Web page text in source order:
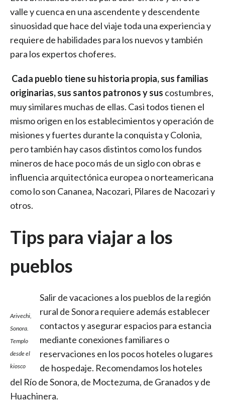
valle y cuenca en una ascendente y descendente
sinuosidad que hace del viaje toda una experiencia y
requiere de habilidades para los nuevos y también
para los expertos choferes.
Cada pueblo tiene su historia propia, sus familias
originarias, sus santos patronos y sus costumbres,
muy similares muchas de ellas. Casi todos tienen el
mismo origen en los establecimientos y operación de
misiones y fuertes durante la conquista y Colonia,
pero también hay casos distintos como los fundos
mineros de hace poco más de un siglo con obras e
influencia arquitectónica europea o norteamericana
como lo son Cananea, Nacozari, Pilares de Nacozari y
otros.
Tips para viajar a los
pueblos
Arivechi,
Sonora.
Templo
desde el
kiosco
Salir de vacaciones a los pueblos de la región
rural de Sonora requiere además establecer
contactos y asegurar espacios para estancia
mediante conexiones familiares o
reservaciones en los pocos hoteles o lugares
de hospedaje. Recomendamos los hoteles
del Río de Sonora, de Moctezuma, de Granados y de
Huachinera.